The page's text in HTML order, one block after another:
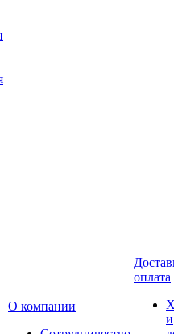
О компании
оплата
и